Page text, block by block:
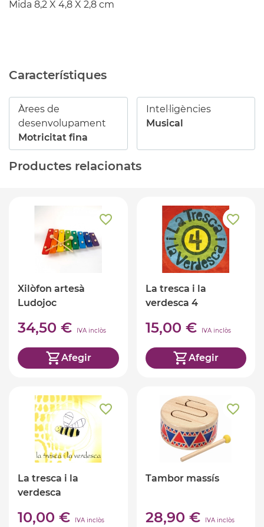
Mida 8,2 X 4,8 X 2,8 cm
Característiques
Àrees de
desenvolupament
Motricitat fina
Intel·ligències
Musical
Productes relacionats
Xilòfon artesà
Ludojoc
34,50 € IVA inclòs
Afegir
La tresca i la
verdesca 4
15,00 € IVA inclòs
Afegir
La tresca i la
verdesca
10,00 € IVA inclòs
Tambor massís
28,90 € IVA inclòs